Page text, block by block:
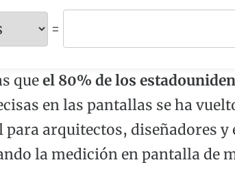
=
queel 80% de los
en las pantallas se ha
arquitectos, diseñadores
la medición en pantalla de